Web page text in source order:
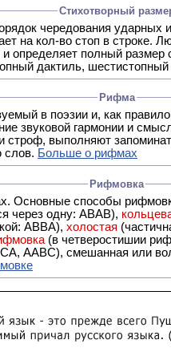
Стихотворный
чередования
на кол-во стоп в строке.
определяет полный
дактиль, шестистопный
Рифма
используемый в поэзии
звуковой гармонии и
строф, выполняют
слов. Больше о рифмах
Рифмовка
Основные способы
через одну: ABAB),
ABBA), холостая
(в четверостишии
строфах с различными